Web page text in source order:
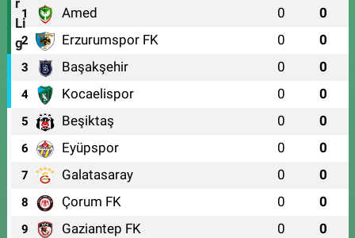
1 Amed 0 0
2 Erzurumspor FK 0 0
3 Başakşehir 0 0
4 Kocaelispor 0 0
5 Beşiktaş 0 0
6 Eyüpspor 0 0
7 Galatasaray 0 0
8 Çorum FK 0 0
9 Gaziantep FK 0 0